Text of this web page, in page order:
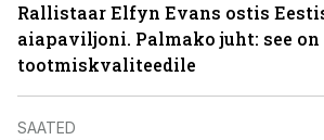
Rallistaar Elfyn Evans ostis
aiapaviljoni. Palmako juht: see
tootmiskvaliteedile
SAATED